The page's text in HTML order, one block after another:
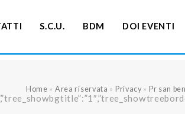
S.C.U. BDM DOI EVENTI
Home » Area riservata » Privacy » Pr san